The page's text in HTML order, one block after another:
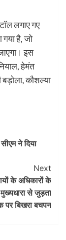
लगाए गए
गया है, जो
इस
हेमंत
कौशल्या
ने दिया
Next
के अधिकारों के
से जुड़ता
बिखरा बचपन